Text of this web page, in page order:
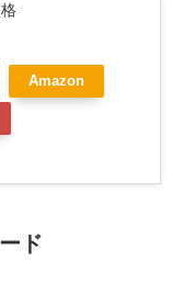
Amazon
ド